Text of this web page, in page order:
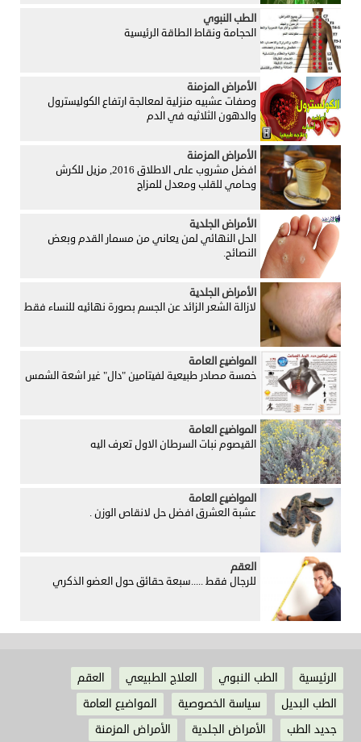
الطب النبوي
الحجامة ونقاط الطاقة الرئيسية
الأمراض المزمنة
وصفات عشبيه منزلية لمعالجة ارتفاع الكوليسترول
والدهون الثلاثيه في الدم
الأمراض المزمنة
افضل مشروب على الاطلاق 2016, مزيل للكرش
وحامي للقلب ومعدل للمزاج
الأمراض الجلدية
الحل النهائي لمن يعاني من مسمار القدم وبعض
النصائح.
الأمراض الجلدية
لازالة الشعر الزائد عن الجسم بصورة نهائيه للنساء فقط
المواضيع العامة
خمسة مصادر طبيعية لفيتامين "دال" غير اشعة الشمس
المواضيع العامة
القيصوم نبات السرطان الاول تعرف اليه
المواضيع العامة
عشبة العشرق افضل حل لانقاص الوزن .
العقم
للرجال فقط .....سبعة حقائق حول العضو الذكري
الرئيسية الطب النبوي العلاج الطبيعي
العقم
الطب البديل
سياسة الخصوصية
المواضيع العامة
جديد الطب
الأمراض الجلدية الأمراض المزمنة